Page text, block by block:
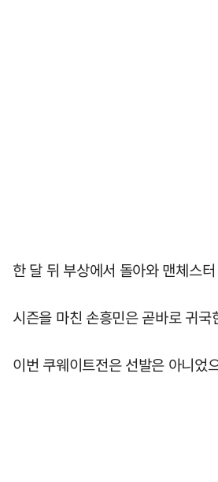
한 달 뒤 부상에서 돌아와 맨체스
시즌을 마친 손흥민은 곧바로 귀
이번 쿠웨이트전은 선발은 아니었